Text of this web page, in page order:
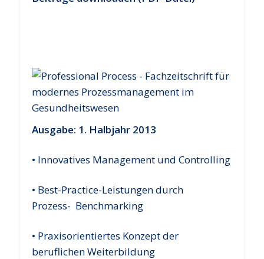
Ausgabe: 1. Halbjahr 2013
• Innovatives Management und Controlling
• Best-Practice-Leistungen durch
Prozess- Benchmarking
• Praxisorientiertes Konzept der
beruflichen Weiterbildung